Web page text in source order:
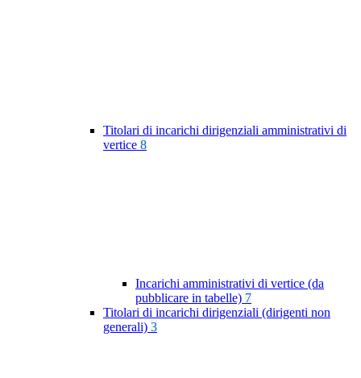
Titolari di incarichi dirigenziali amministrativi di
vertice 8
Incarichi amministrativi di vertice (da
pubblicare in tabelle) 7
Titolari di incarichi dirigenziali (dirigenti non
generali) 3